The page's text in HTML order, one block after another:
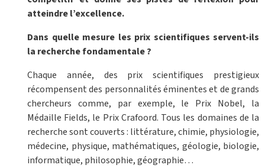
atteindre l’excellence.
Dans quelle mesure les prix scientifiques servent-ils
la recherche fondamentale ?
Chaque année, des prix scientifiques prestigieux
récompensent des personnalités éminentes et de grands
chercheurs comme, par exemple, le Prix Nobel, la
Médaille Fields, le Prix Crafoord. Tous les domaines de la
recherche sont couverts : littérature, chimie, physiologie,
médecine, physique, mathématiques, géologie, biologie,
informatique, philosophie, géographie…